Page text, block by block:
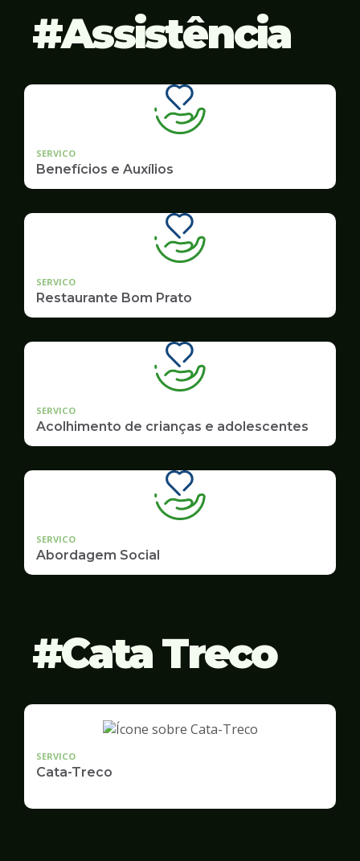
Assistência
SERVICO
Benefícios e Auxílios
SERVICO
Restaurante Bom Prato
SERVICO
Acolhimento de crianças e adolescentes
SERVICO
Abordagem Social
Cata Treco
SERVICO
Cata-Treco